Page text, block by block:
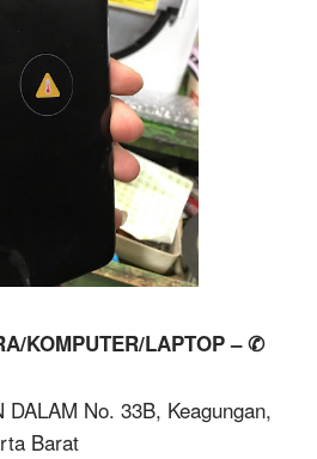
KOMPUTER/LAPTOP – ✆
No. 33B, Keagungan,
Barat